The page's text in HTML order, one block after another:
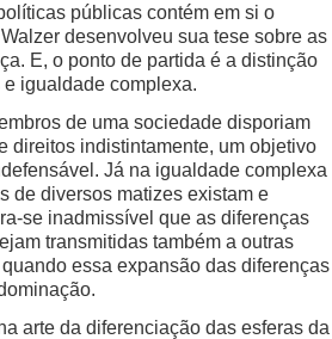
públicas contém em si o
desenvolveu sua tese sobre as
E, o ponto de partida é a distinção
igualdade complexa.
de uma sociedade disporiam
direitos indistintamente, um objetivo
Já na igualdade complexa
de diversos matizes existam e
se inadmissível que as diferenças
transmitidas também a outras
essa expansão das diferenças
arte da diferenciação das esferas da